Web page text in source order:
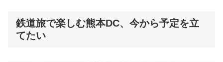
鉄道旅で楽しむ熊本DC、今から予定を立
てたい